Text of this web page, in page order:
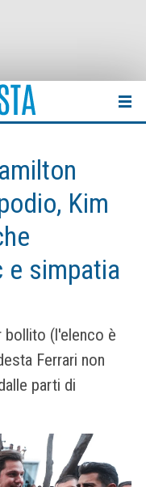
Kim
e simpatia
bollito (l'elenco è
Ferrari non
parti di